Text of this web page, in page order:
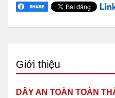
Giới thiệu
DÂY AN TOÀN TOÀN